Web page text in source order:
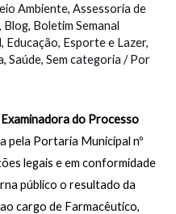
Ambiente, Assessoria de
, Blog, Boletim Semanal
, Educação, Esporte e Lazer,
, Saúde, Sem categoria / Por
do Processo
pela Portaria Municipal nº
legais e em conformidade
público o resultado da
cargo de Farmacêutico,